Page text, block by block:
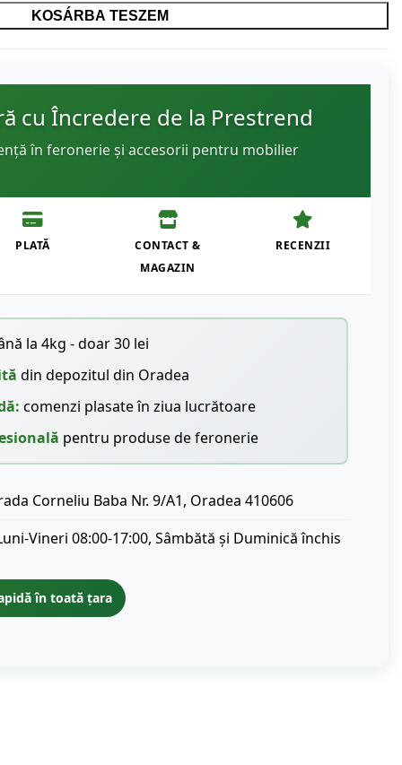
KOSÁRBA TESZEM
cu Încredere de la Prestrend
în feronerie și accesorii pentru mobilier
PLATĂ
CONTACT &
MAGAZIN
RECENZII
la 4kg - doar 30 lei
din depozitul din Oradea
comenzi plasate în ziua lucrătoare
pentru produse de feronerie
Corneliu Baba Nr. 9/A1, Oradea 410606
Vineri 08:00-17:00, Sâmbătă și Duminică închis
în toată țara